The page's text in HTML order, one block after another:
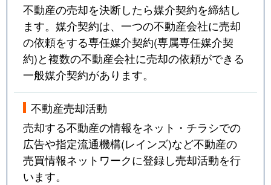
不動産の売却を決断したら媒介契約を締結し
ます。媒介契約は、一つの不動産会社に売却
の依頼をする専任媒介契約(専属専任媒介契
約)と複数の不動産会社に売却の依頼ができる
一般媒介契約があります。
不動産売却活動
売却する不動産の情報をネット・チラシでの
広告や指定流通機構(レインズ)など不動産の
売買情報ネットワークに登録し売却活動を行
います。